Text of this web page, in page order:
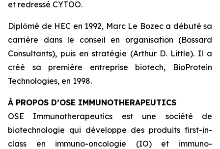
et redressé CYTOO.
Diplômé de HEC en 1992, Marc Le Bozec a débuté sa
carrière dans le conseil en organisation (Bossard
Consultants), puis en stratégie (Arthur D. Little). Il a
créé sa première entreprise biotech, BioProtein
Technologies, en 1998.
À PROPOS D’OSE IMMUNOTHERAPEUTICS
OSE Immunotherapeutics est une société de
biotechnologie qui développe des produits first-in-
class en immuno-oncologie (IO) et immuno-